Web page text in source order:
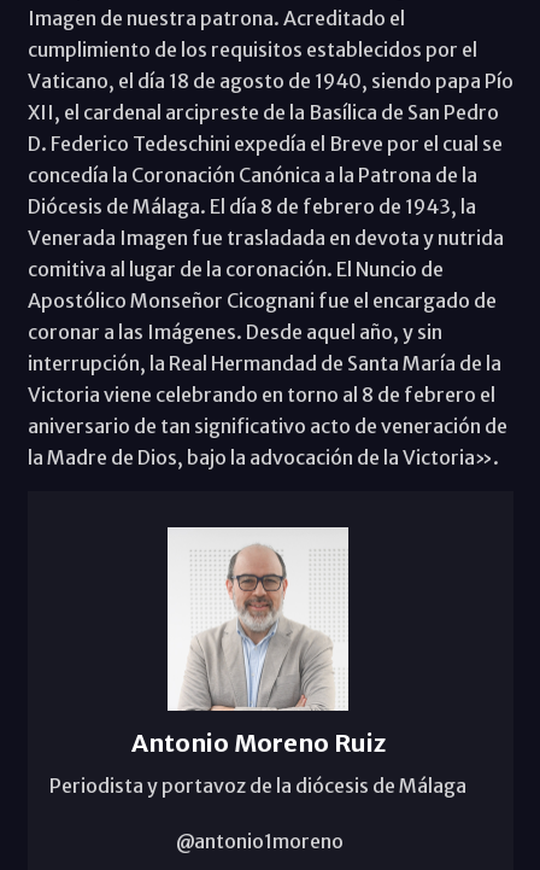
Imagen de nuestra patrona. Acreditado el
cumplimiento de los requisitos establecidos por el
Vaticano, el día 18 de agosto de 1940, siendo papa Pío
XII, el cardenal arcipreste de la Basílica de San Pedro
D. Federico Tedeschini expedía el Breve por el cual se
concedía la Coronación Canónica a la Patrona de la
Diócesis de Málaga. El día 8 de febrero de 1943, la
Venerada Imagen fue trasladada en devota y nutrida
comitiva al lugar de la coronación. El Nuncio de
Apostólico Monseñor Cicognani fue el encargado de
coronar a las Imágenes. Desde aquel año, y sin
interrupción, la Real Hermandad de Santa María de la
Victoria viene celebrando en torno al 8 de febrero el
aniversario de tan significativo acto de veneración de
la Madre de Dios, bajo la advocación de la Victoria».
Antonio Moreno Ruiz
Periodista y portavoz de la diócesis de Málaga
@antonio1moreno